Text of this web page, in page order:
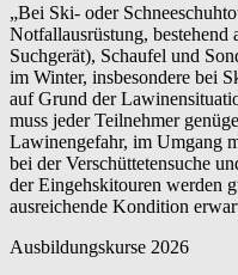
„Bei Ski- oder
Notfallausrüstung,
Suchgerät), Schaufel und
im Winter, insbesondere bei
auf Grund der
muss jeder Teilnehmer
Lawinengefahr, im Umgang
bei der Verschüttetensuche
der Eingehskitouren werden
ausreichende Kondition
Ausbildungskurse 2026